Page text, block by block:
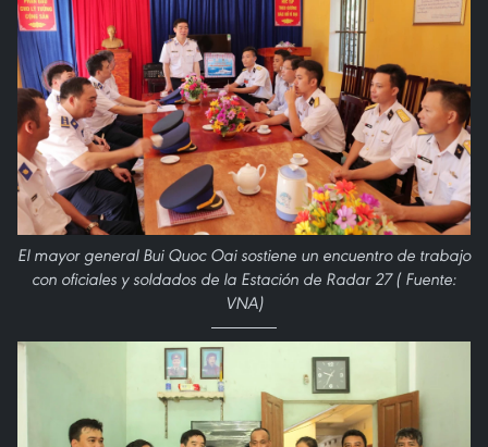
El mayor general Bui Quoc Oai sostiene un encuentro de trabajo
con oficiales y soldados de la Estación de Radar 27 ( Fuente:
VNA)